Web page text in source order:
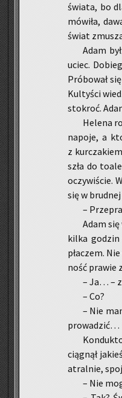
świa­ta, bo
mó­wi­ła,
świat
Adam
uciec.
Pró­bo­wał
Kul­ty­ści
sto­kroć.
He­le­na
na­po­je, a
z
szła do
oczy­wi­ście.
się w
–
Adam
kilka go­dzin
pła­czem.
ność pra­wie
– Ja… –
– Co?
– Nie
pro­wa­dzić…
cią­gnął
atral­nie,
– Nie